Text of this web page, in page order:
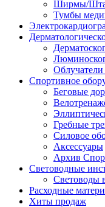
Ширмы/
Тумбы
Спортивное
Беговые
Гребные
Силовое
Аксессуары
Архив
Световодные
Световоды
Расходные
Хиты продаж